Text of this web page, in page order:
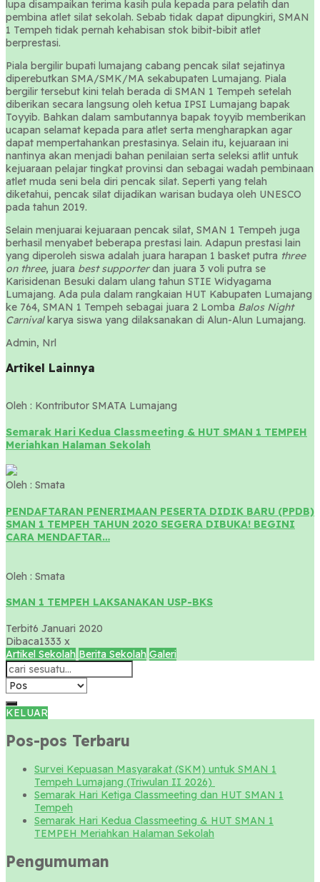
lupa disampaikan terima kasih pula kepada para pelatih dan
pembina atlet silat sekolah. Sebab tidak dapat dipungkiri, SMAN
1 Tempeh tidak pernah kehabisan stok bibit-bibit atlet
berprestasi.
Piala bergilir bupati lumajang cabang pencak silat sejatinya
diperebutkan SMA/SMK/MA sekabupaten Lumajang. Piala
bergilir tersebut kini telah berada di SMAN 1 Tempeh setelah
diberikan secara langsung oleh ketua IPSI Lumajang bapak
Toyyib. Bahkan dalam sambutannya bapak toyyib memberikan
ucapan selamat kepada para atlet serta mengharapkan agar
dapat mempertahankan prestasinya. Selain itu, kejuaraan ini
nantinya akan menjadi bahan penilaian serta seleksi atlit untuk
kejuaraan pelajar tingkat provinsi dan sebagai wadah pembinaan
atlet muda seni bela diri pencak silat. Seperti yang telah
diketahui, pencak silat dijadikan warisan budaya oleh UNESCO
pada tahun 2019.
Selain menjuarai kejuaraan pencak silat, SMAN 1 Tempeh juga
berhasil menyabet beberapa prestasi lain. Adapun prestasi lain
yang diperoleh siswa adalah juara harapan 1 basket putra three
on three, juara best supporterdan juara 3 voli putra se
Karisidenan Besuki dalam ulang tahun STIE Widyagama
Lumajang. Ada pula dalam rangkaian HUT Kabupaten Lumajang
ke 764, SMAN 1 Tempeh sebagai juara 2 Lomba Balos Night
Carnivalkarya siswa yang dilaksanakan di Alun-Alun Lumajang.
Admin, Nrl
Artikel Lainnya
Oleh : Kontributor SMATA Lumajang
Semarak Hari Kedua Classmeeting & HUT SMAN 1 TEMPEH
Meriahkan Halaman Sekolah
Oleh : Smata
PENDAFTARAN PENERIMAAN PESERTA DIDIK BARU (PPDB)
SMAN 1 TEMPEH TAHUN 2020 SEGERA DIBUKA! BEGINI
CARA MENDAFTAR…
Oleh : Smata
SMAN 1 TEMPEH LAKSANAKAN USP-BKS
Terbit6 Januari 2020
Dibaca1333 x
Artikel Sekolah Berita Sekolah Galeri
KELUAR
Pos-pos Terbaru
Survei Kepuasan Masyarakat (SKM) untuk SMAN 1
Tempeh Lumajang (Triwulan II 2026)
Semarak Hari Ketiga Classmeeting dan HUT SMAN 1
Tempeh
Semarak Hari Kedua Classmeeting & HUT SMAN 1
TEMPEH Meriahkan Halaman Sekolah
Pengumuman